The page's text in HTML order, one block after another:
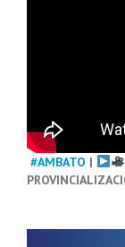
#AMBATO |